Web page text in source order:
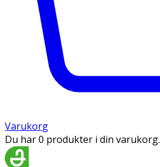
Varukorg
Du har 0 produkter i din varukorg.